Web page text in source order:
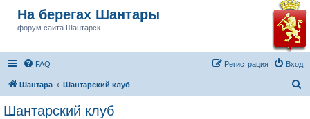
На берегах Шантары
форум сайта Шантарск
FAQ Вход
Регистрация
Шантара Шантарский клуб
Шантарский клуб